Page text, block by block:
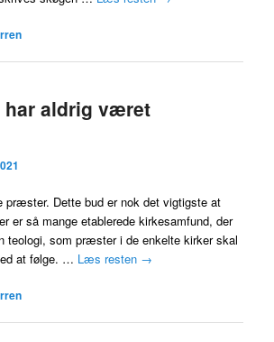
har aldrig været
præster. Dette bud er nok det vigtigste at
er så mange etablerede kirkesamfund, der
teologi, som præster i de enkelte kirker skal
at følge. … Læs resten →